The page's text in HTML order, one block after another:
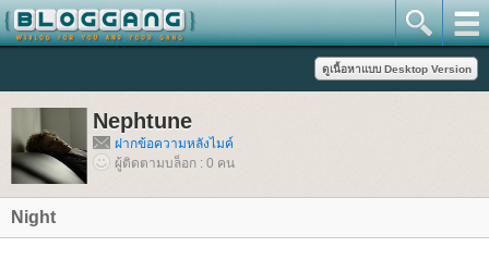
Nephtune
ฝากข้อความหลังไมค์
ผู้ติดตามบล็อก : 0 คน
Night